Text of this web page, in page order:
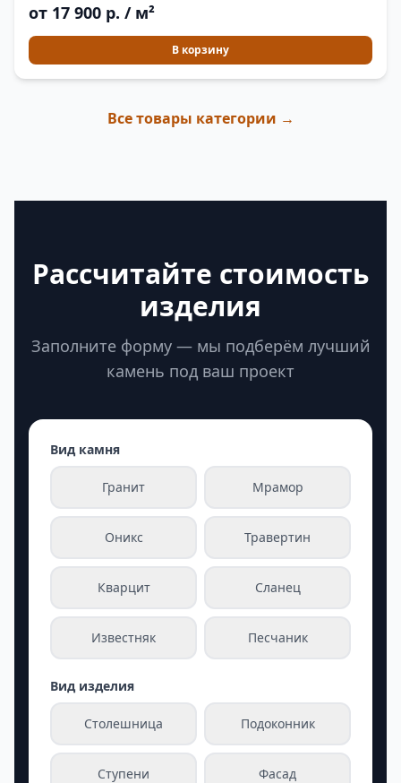
от 17 900 р. / м²
В корзину
Все товары категории →
Рассчитайте стоимость
изделия
Заполните форму — мы подберём лучший
камень под ваш проект
Вид камня
Гранит Мрамор
Оникс Травертин
Кварцит Сланец
Известняк Песчаник
Вид изделия
Столешница Подоконник
Ступени Фасад